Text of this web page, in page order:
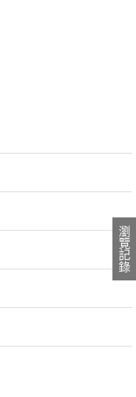
瀏覽記錄